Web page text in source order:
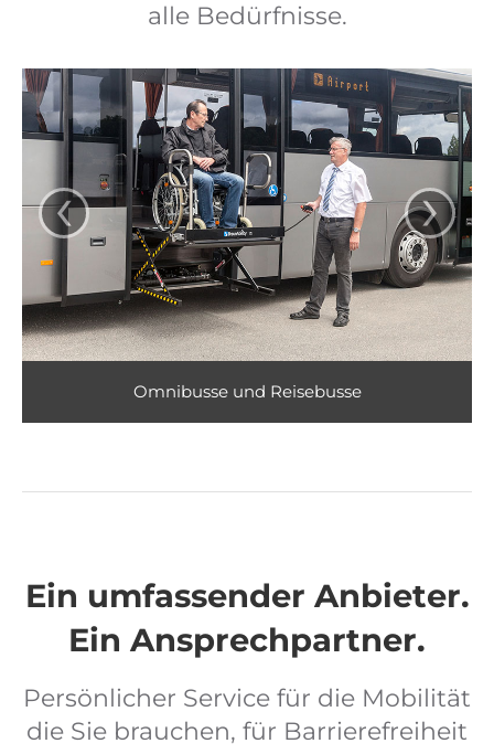
alle Bedürfnisse.
Omnibusse und Reisebusse
‹ ›
Ein umfassender Anbieter.
Ein Ansprechpartner.
Persönlicher Service für die Mobilität
die Sie brauchen, für Barrierefreiheit